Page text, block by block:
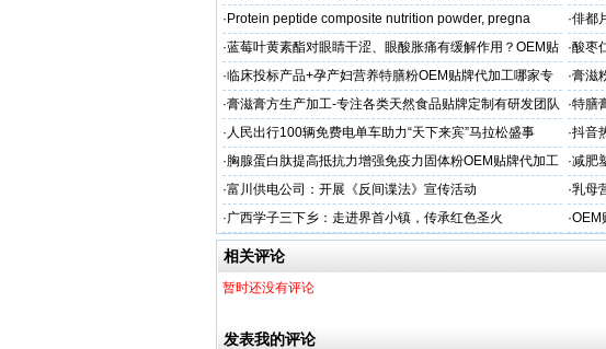
场称属“造谣”，联合调查组介入调查
利开班
· Protein peptide composite nutrition powder, pregna ·俳都
·蓝莓叶黄素酯对眼睛干涩、眼酸胀痛有缓解作用？OEM贴
牌代工
·酸枣
厂
·临床投标产品+孕产妇营养特膳粉OEM贴牌代加工哪家专
业
·膏滋
·膏滋膏方生产加工-专注各类天然食品贴牌定制有研发团队
厂家
·特膳
务商
· 人民出行100辆免费电单车助力“天下来宾”马拉松盛事 ·抖音
牌加工
· 胸腺蛋白肽提高抵抗力增强免疫力固体粉OEM贴牌代加工
服务商
·减肥
服务商
·富川供电公司：开展《反间谍法》宣传活动 ·乳母
工
·广西学子三下乡：走进界首小镇，传承红色圣火 ·OEM
一步！
相关评论
暂时还没有评论
发表我的评论